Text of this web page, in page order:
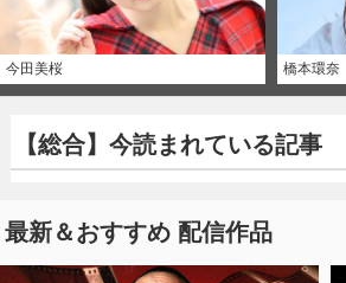
今田美桜 橋本環奈
【総合】今読まれている記事
最新＆おすすめ 配信作品